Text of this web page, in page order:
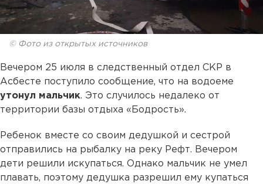
© Фото из открытых источников
Вечером 25 июля в следственный отдел СКР в
Асбесте поступило сообщение, что на водоеме
утонул мальчик. Это случилось недалеко от
территории базы отдыха «Бодрость».
Ребенок вместе со своим дедушкой и сестрой
отправились на рыбалку на реку Рефт. Вечером
дети решили искупаться. Однако мальчик не умел
плавать, поэтому дедушка разрешил ему купаться